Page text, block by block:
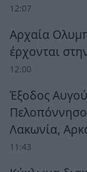
12:07
Αρχαία
έρχονται
12:00
Έξοδος
Λακωνία,
11:43